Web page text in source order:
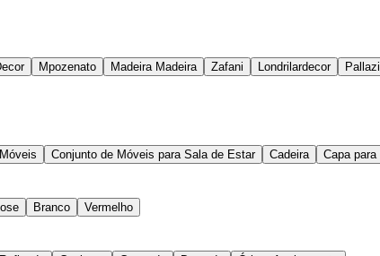
Mpozenato Madeira Madeira Zafani Londrilardecor
Conjunto de Móveis para Sala de Estar Cadeira Capa para
Branco Vermelho